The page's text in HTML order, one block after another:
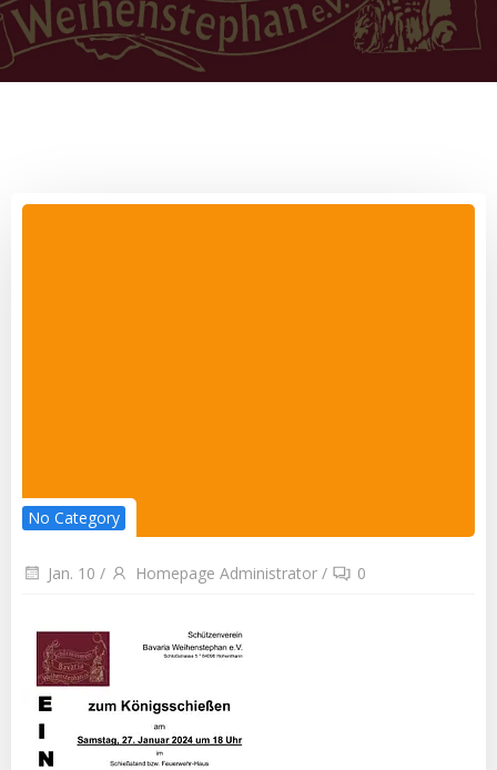
No Category
Jan. 10 / Homepage Administrator / 0